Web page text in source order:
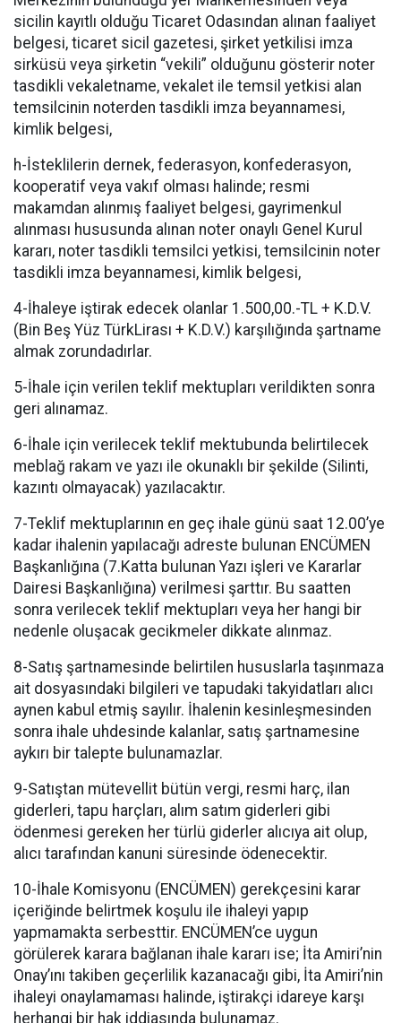
sicilin kayıtlı olduğu Ticaret Odasından alınan faaliyet
belgesi, ticaret sicil gazetesi, şirket yetkilisi imza
sirküsü veya şirketin “vekili” olduğunu gösterir noter
tasdikli vekaletname, vekalet ile temsil yetkisi alan
temsilcinin noterden tasdikli imza beyannamesi,
kimlik belgesi,
h-İsteklilerin dernek, federasyon, konfederasyon,
kooperatif veya vakıf olması halinde; resmi
makamdan alınmış faaliyet belgesi, gayrimenkul
alınması hususunda alınan noter onaylı Genel Kurul
kararı, noter tasdikli temsilci yetkisi, temsilcinin noter
tasdikli imza beyannamesi, kimlik belgesi,
4-İhaleye iştirak edecek olanlar 1.500,00.-TL + K.D.V.
(Bin Beş Yüz TürkLirası + K.D.V.) karşılığında şartname
almak zorundadırlar.
5-İhale için verilen teklif mektupları verildikten sonra
geri alınamaz.
6-İhale için verilecek teklif mektubunda belirtilecek
meblağ rakam ve yazı ile okunaklı bir şekilde (Silinti,
kazıntı olmayacak) yazılacaktır.
7-Teklif mektuplarının en geç ihale günü saat 12.00’ye
kadar ihalenin yapılacağı adreste bulunan ENCÜMEN
Başkanlığına (7.Katta bulunan Yazı işleri ve Kararlar
Dairesi Başkanlığına) verilmesi şarttır. Bu saatten
sonra verilecek teklif mektupları veya her hangi bir
nedenle oluşacak gecikmeler dikkate alınmaz.
8-Satış şartnamesinde belirtilen hususlarla taşınmaza
ait dosyasındaki bilgileri ve tapudaki takyidatları alıcı
aynen kabul etmiş sayılır. İhalenin kesinleşmesinden
sonra ihale uhdesinde kalanlar, satış şartnamesine
aykırı bir talepte bulunamazlar.
9-Satıştan mütevellit bütün vergi, resmi harç, ilan
giderleri, tapu harçları, alım satım giderleri gibi
ödenmesi gereken her türlü giderler alıcıya ait olup,
alıcı tarafından kanuni süresinde ödenecektir.
10-İhale Komisyonu (ENCÜMEN) gerekçesini karar
içeriğinde belirtmek koşulu ile ihaleyi yapıp
yapmamakta serbesttir. ENCÜMEN’ce uygun
görülerek karara bağlanan ihale kararı ise; İta Amiri’nin
Onay’ını takiben geçerlilik kazanacağı gibi, İta Amiri’nin
ihaleyi onaylamaması halinde, iştirakçi idareye karşı
herhangi bir hak iddiasında bulunamaz.